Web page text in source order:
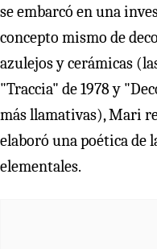
se embarcó en una
concepto mismo de
azulejos y cerámicas
"Traccia" de 1978 y
más llamativas), Mari
elaboró una poética de
elementales.